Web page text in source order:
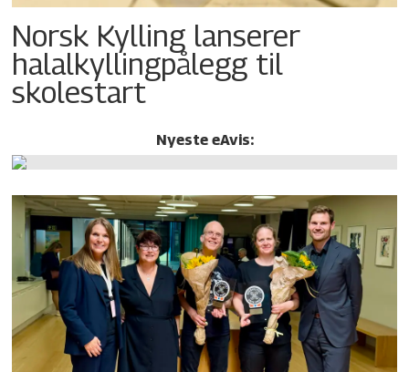
Norsk Kylling lanserer
halalkylling­pålegg til
skolestart
Nyeste eAvis: